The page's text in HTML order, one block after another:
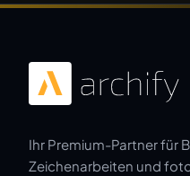
Ihr Premium-Partner für
Zeichenarbeiten und